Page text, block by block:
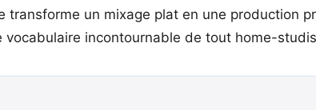
transforme un mixage plat en une production
vocabulaire incontournable de tout home-